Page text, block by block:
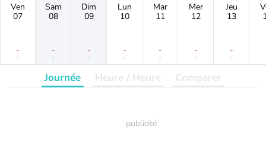
Ven
07
-
-
Sam
08
-
-
Dim
09
-
-
Lun
10
-
-
Mar
11
-
-
Mer
12
-
-
Jeu
13
-
-
Journée Heure / Heure Comparer